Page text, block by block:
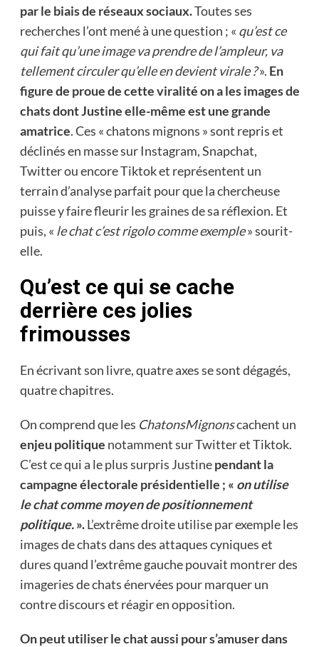
par le biais de réseaux sociaux.Toutes ses
recherches l’ont mené à une question ; « qu’est ce
qui fait qu’une image va prendre de l’ampleur, va
tellement circuler qu’elle en devient virale ?». En
figure de proue de cette viralité on a les images de
chats dont Justine elle-même est une grande
amatrice. Ces « chatons mignons » sont repris et
déclinés en masse sur Instagram, Snapchat,
Twitter ou encore Tiktok et représentent un
terrain d’analyse parfait pour que la chercheuse
puisse y faire fleurir les graines de sa réflexion. Et
puis, « le chat c’est rigolo comme exemple» sourit-
elle.
Qu’est ce qui se cache
derrière ces jolies
frimousses
En écrivant son livre, quatre axes se sont dégagés,
quatre chapitres.
On comprend que les ChatonsMignonscachent un
enjeu politique notamment sur Twitter et Tiktok.
C’est ce qui a le plus surpris Justinependant la
campagne électorale présidentielle ; « on utilise
le chat comme moyen de positionnement
politique.».L’extrême droite utilise par exemple les
images de chats dans des attaques cyniques et
dures quand l’extrême gauche pouvait montrer des
imageries de chats énervées pour marquer un
contre discours et réagir en opposition.
On peut utiliser le chat aussi pour s’amuser dans